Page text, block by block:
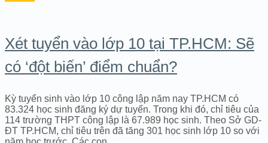
Xét tuyển vào lớp 10 tại TP.HCM: Sẽ
có ‘đột biến’ điểm chuẩn?
Kỳ tuyển sinh vào lớp 10 công lập năm nay TP.HCM có
83.324 học sinh đăng ký dự tuyển. Trong khi đó, chỉ tiêu của
114 trường THPT công lập là 67.989 học sinh. Theo Sở GD-
ĐT TP.HCM, chỉ tiêu trên đã tăng 301 học sinh lớp 10 so với